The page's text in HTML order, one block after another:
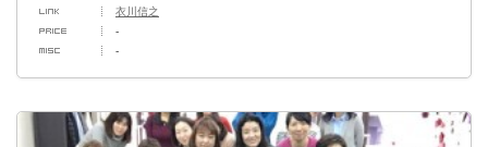
衣川信之
-
-